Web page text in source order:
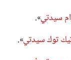
سيدتي».
توك سيدتي».